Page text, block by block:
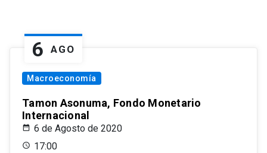
6 AGO
Macroeconomía
Tamon Asonuma, Fondo Monetario
Internacional
6 de Agosto de 2020
17:00